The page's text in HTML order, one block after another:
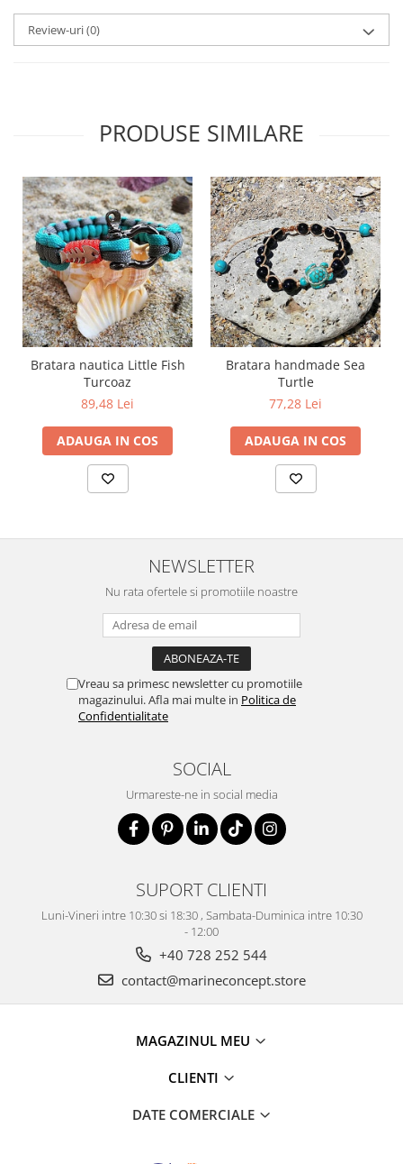
Review-uri(0)
PRODUSE SIMILARE
Bratara nautica Little Fish
Turcoaz
89,48 Lei
ADAUGA IN COS
Bratara handmade Sea
Turtle
77,28 Lei
ADAUGA IN COS
NEWSLETTER
Nu rata ofertele si promotiile noastre
Vreau sa primesc newsletter cu promotiile
magazinului. Afla mai multe in Politica de
Confidentialitate
SOCIAL
Urmareste-ne in social media
SUPORT CLIENTI
Luni-Vineri intre 10:30 si 18:30 , Sambata-Duminica intre 10:30
- 12:00
+40 728 252 544
contact@marineconcept.store
MAGAZINUL MEU
CLIENTI
DATE COMERCIALE